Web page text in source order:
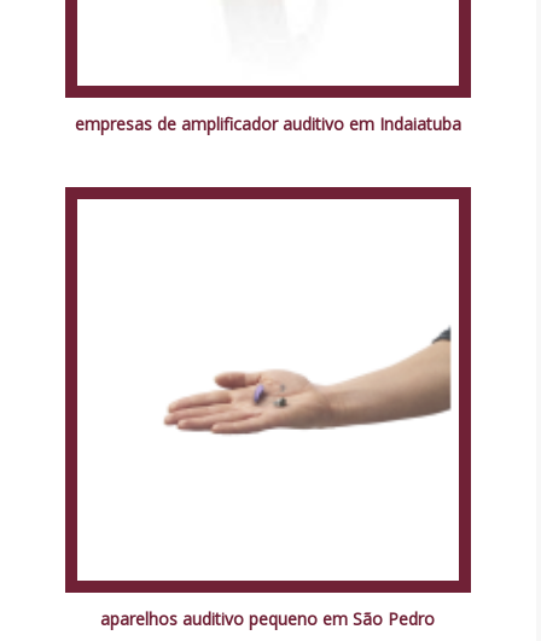
empresas de amplificador auditivo em Indaiatuba
aparelhos auditivo pequeno em São Pedro